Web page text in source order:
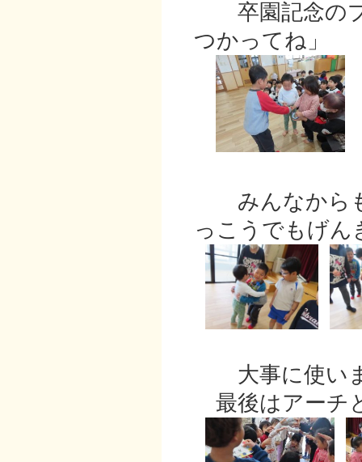
卒園記念のプ
つかってね」
みんなからも
っこうでもげ
大事に使い
最後はアーチ